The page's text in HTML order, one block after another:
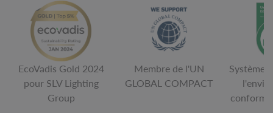
EcoVadis Gold 2024
pour SLV Lighting
Group
Membre de l'UN
GLOBAL COMPACT
Système